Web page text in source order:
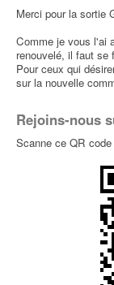
Merci pour la sortie
Comme je vous l'ai
renouvelé, il faut se
Pour ceux qui
sur la nouvelle
Rejoins-nous
Scanne ce QR
et ben moi
comme quoi
Pareil que
n'atteigne des
et moi quand je
Putain ! dépêches-
Re: [vendredi 7
» 30 Jan